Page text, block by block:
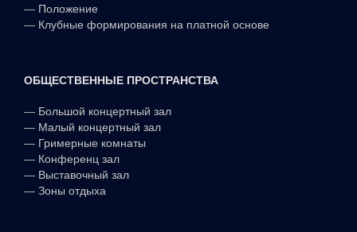
— Положение
— Клубные формирования на платной основе
ОБЩЕСТВЕННЫЕ ПРОСТРАНСТВА
— Большой концертный зал
— Малый концертный зал
— Гримерные комнаты
— Конференц зал
— Выставочный зал
— Зоны отдыха